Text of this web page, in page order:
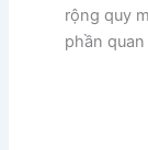
rộng quy
phần